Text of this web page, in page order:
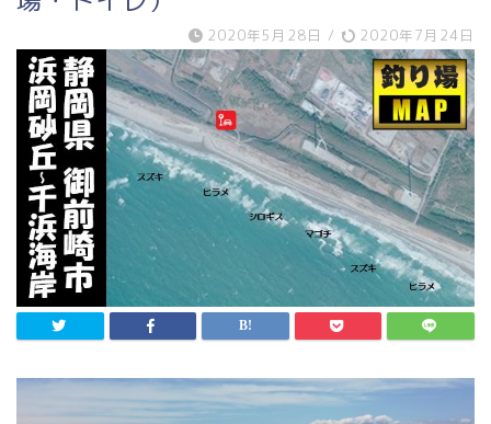
2020年5月28日 / 2020年7月24日